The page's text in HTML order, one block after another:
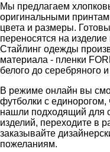
Мы предлагаем
оригинальными
цвета и размеры.
переносятся на
Стайлинг одежды
материала - пленки
белого до серебряного и
В режиме онлайн вы
футболки с
нашли подходящий для
изделий, переходите в
заказывайте
пожеланиям.